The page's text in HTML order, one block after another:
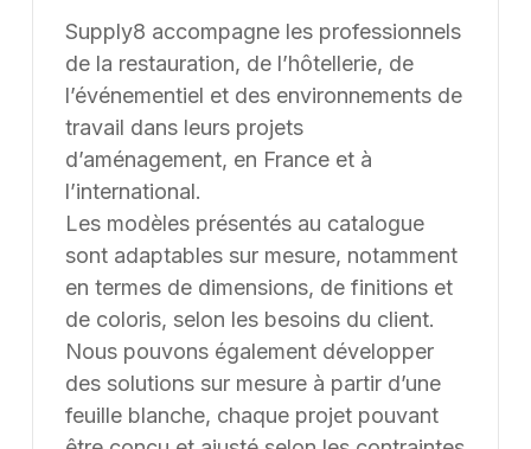
Une erreur inattendue est
survenue
Nous avons rencontré un problème lors du
chargement de l'application.